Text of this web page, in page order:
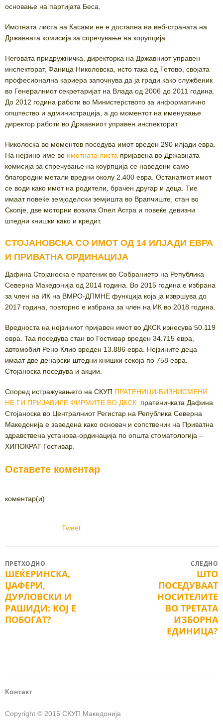
основање на партијата Беса.
Имотната листа на Касами не е достапна на веб-страната на
Државната комисија за спречување на корупција.
Неговата придружничка, директорка на Државниот управен
инспекторат, Фаница Николовска, исто така од Тетово, својата
професионална кариера започнува да ја гради како службеник
во Генералниот секретаријат на Влада од 2006 до 2011 година.
До 2012 година работи во Министерството за информатично
општество и администрација, а до моментот на именување
директор работи во Државниот управен инспекторат.
Николоска во моментов поседува имот вреден 290 илјади евра.
На нејзино име во имотната листа пријавена во Државната
комисија за спречување на коурпција се наведени само
благородни метали вредни околу 2.400 евра. Останатиот имот
се води како имот на родители, брачен другар и деца. Тие
имаат повеќе земјоделски земјишта во Врапчиште, стан во
Скопје, две моторни возила Опел Астра и повеќе девизни
штедни книшки како и кредит.
СТОЈАНОВСКА СО ИМОТ ОД 14 ИЛЈАДИ ЕВРА
И ПРИВАТНА ОРДИНАЦИЈА
Дафина Стојаноска е пратеник во Собранието на Република
Северна Македонија од 2014 година. Во 2015 година е избрана
за член на ИК на ВМРО-ДПМНЕ функција која ја извршува до
2017 година, повторно е избрана за член на ИК во 2018 година.
Вредноста на нејзиниот пријавен имот во ДКСК изнесува 50.119
евра. Taa поседува стан во Гостивар вреден 34.715 евра,
автомобил Рено Клио вреден 13.886 евра. Нејзините деца
имаат две денарски штедни книшки секоја по 758 евра.
Стојаноска поседува и акции.
Според истражувањето на СКУП ПРАТЕНИЦИ-БИЗНИСМЕНИ
НЕ ГИ ПРИЈАВИЛЕ ФИРМИТЕ ВО ДКСК пратеничката Дафина
Стојаноска во Централниот Регистар на Република Северна
Македонија е заведена како основач и сопственик на Приватна
здравствена установа-ординација по општа стоматологија –
ХИПОКРАТ Гостивар.
Оставете коментар
коментар(и)
Tweet
Post
navigation
ПРЕТХОДНО
Previous
post:
ШЕЌЕРИНСКА,
ЏАФЕРИ,
ДУРЛОВСКИ И
РАШИДИ: КОЈ Е
ПОБОГАТ?
СЛЕДНО
post:
ШТО
ПОСЕДУВААТ
НОСИТЕЛИТЕ
ВО ТРЕТАТА
ИЗБОРНА
ЕДИНИЦА?
Контакт
Copyright © 2015 СКУП Македонија